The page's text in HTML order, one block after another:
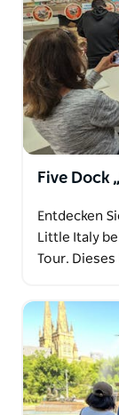
Five Dock
Entdecken
Little Italy
Tour.